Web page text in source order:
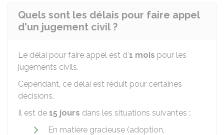
Quels sont les délais pour faire appel
d'un jugement civil ?
Le délai pour faire appel est d'1 mois pour les
jugements civils.
Cependant, ce délai est réduit pour certaines
décisions.
Il est de 15 jours dans les situations suivantes :
En matière gracieuse (adoption,